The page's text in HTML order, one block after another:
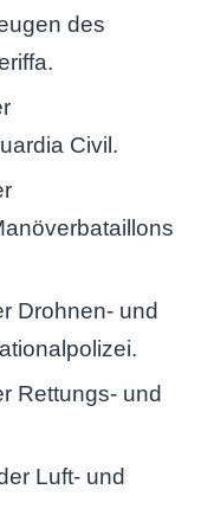
des
Civil.
Drohnen- und
Rettungs- und
Luft- und